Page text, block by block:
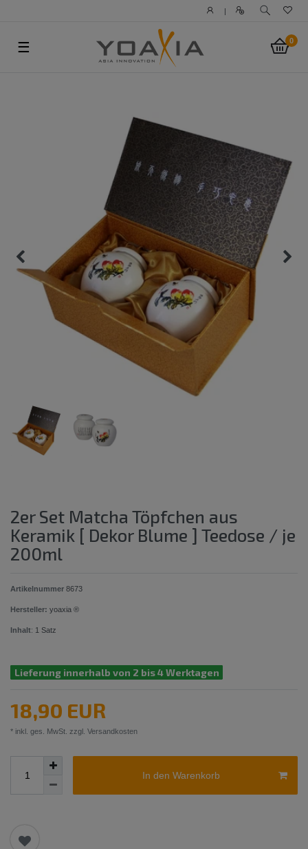
|
0
☰
2er Set Matcha Töpfchen aus
Keramik [ Dekor Blume ] Teedose / je
200ml
Artikelnummer 8673
Hersteller: yoaxia ®
Inhalt: 1 Satz
Lieferung innerhalb von 2 bis 4 Werktagen
18,90 EUR
* inkl. ges. MwSt. zzgl. Versandkosten
In den Warenkorb